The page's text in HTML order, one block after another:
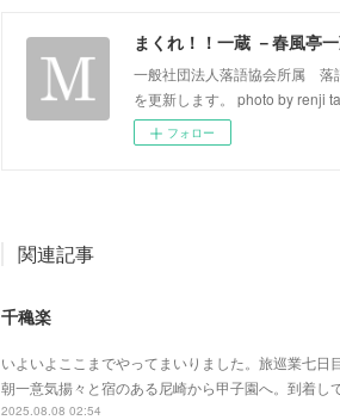
まくれ！！一蔵 －春風亭
一般社団法人落語協会所属 落
を更新します。 photo by renji
フォロー
関連記事
千穐楽
いよいよここまでやってまいりました。旅巡業七
朝一意気揚々と宿のある尼崎から甲子園へ。到着し
2025.08.08 02:54